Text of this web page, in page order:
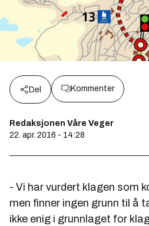
Del Kommenter
Redaksjonen Våre Veger
22. apr. 2016 - 14:28
- Vi har vurdert klagen som
men finner ingen grunn til å
ikke enig i grunnlaget for